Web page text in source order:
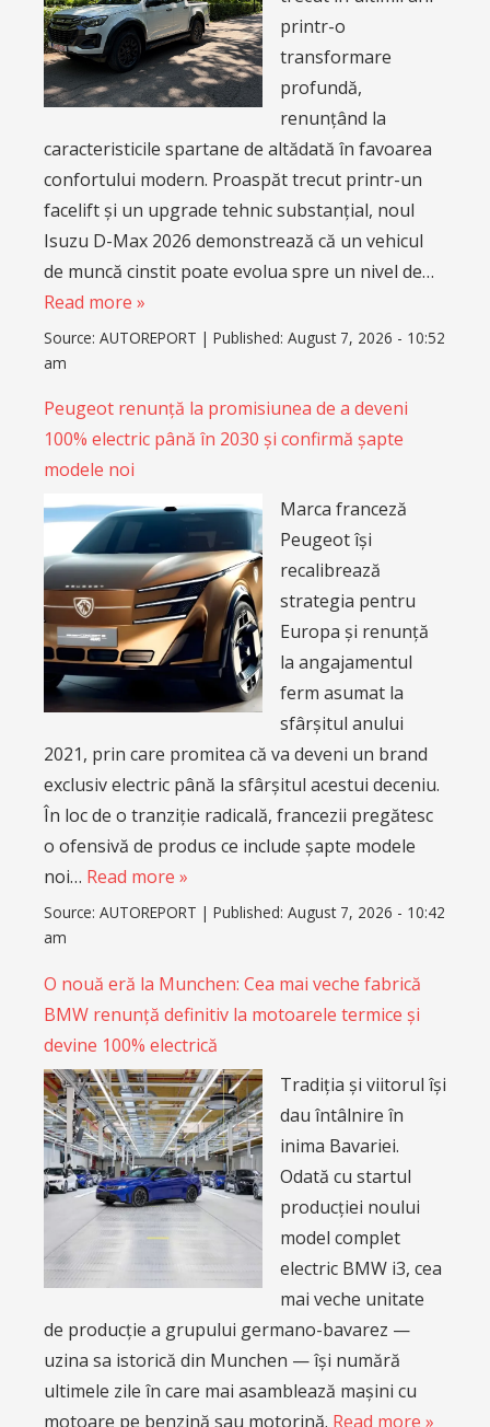
printr-o
transformare
profundă,
renunțând la
caracteristicile spartane de altădată în favoarea
confortului modern. Proaspăt trecut printr-un
facelift și un upgrade tehnic substanțial, noul
Isuzu D-Max 2026 demonstrează că un vehicul
de muncă cinstit poate evolua spre un nivel de…
Read more »
Source: AUTOREPORT | Published: August 7, 2026 - 10:52
am
Peugeot renunță la promisiunea de a deveni
100% electric până în 2030 și confirmă șapte
modele noi
Marca franceză
Peugeot își
recalibrează
strategia pentru
Europa și renunță
la angajamentul
ferm asumat la
sfârșitul anului
2021, prin care promitea că va deveni un brand
exclusiv electric până la sfârșitul acestui deceniu.
În loc de o tranziție radicală, francezii pregătesc
o ofensivă de produs ce include șapte modele
noi… Read more »
Source: AUTOREPORT | Published: August 7, 2026 - 10:42
am
O nouă eră la Munchen: Cea mai veche fabrică
BMW renunță definitiv la motoarele termice și
devine 100% electrică
Tradiția și viitorul își
dau întâlnire în
inima Bavariei.
Odată cu startul
producției noului
model complet
electric BMW i3, cea
mai veche unitate
de producție a grupului germano-bavarez —
uzina sa istorică din Munchen — își numără
ultimele zile în care mai asamblează mașini cu
motoare pe benzină sau motorină. Read more »